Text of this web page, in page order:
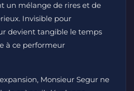
un mélange de rires et de
Invisible pour
devient tangible le temps
à ce performeur
Monsieur Segur ne